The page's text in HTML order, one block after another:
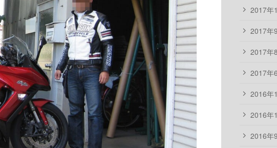
2017年
2017年
2017年
2017年
2016年
2016年
2016年